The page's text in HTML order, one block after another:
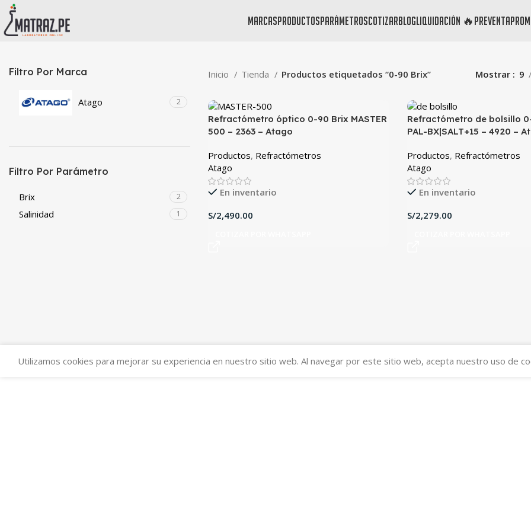
marcasproductosparámetroscotizarblogliquidación 🔥preventa
Filtro Por Marca
Atago 2
Filtro Por Parámetro
Brix 2
Salinidad 1
Inicio Tienda Productos etiquetados “0-90 Brix” Mostrar 9
Refractómetro óptico 0-90 Brix MASTER
500 – 2363 – Atago
Productos, Refractómetros
Atago
En inventario
S/
Refractómetro de bolsillo
PAL-BX|SALT+15 – 4920 –
Productos, Refractómetros
Atago
En inventario
S/
Utilizamos cookies para mejorar su experiencia en nuestro sitio web. Al navegar por este sitio web, acepta nuestro uso de